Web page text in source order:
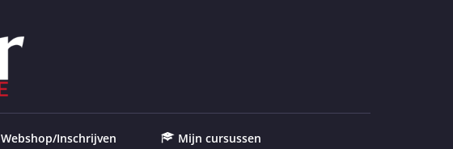
Webshop/Inschrijven Mijn cursussen